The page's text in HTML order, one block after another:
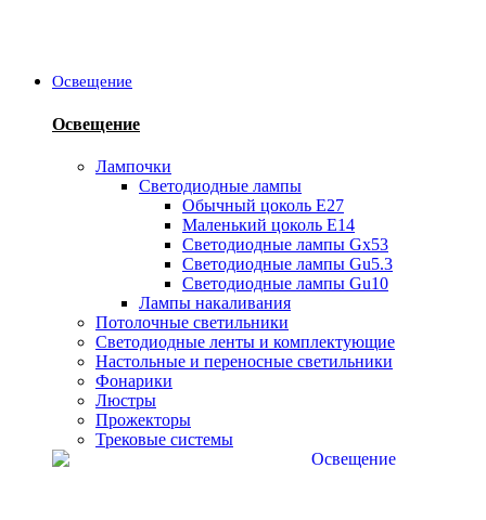
Освещение
Освещение
Лампочки
Светодиодные лампы
Обычный цоколь Е27
Маленький цоколь Е14
Светодиодные лампы Gx53
Светодиодные лампы Gu5.3
Светодиодные лампы Gu10
Лампы накаливания
Потолочные светильники
Светодиодные ленты и комплектующие
Настольные и переносные светильники
Фонарики
Люстры
Прожекторы
Трековые системы